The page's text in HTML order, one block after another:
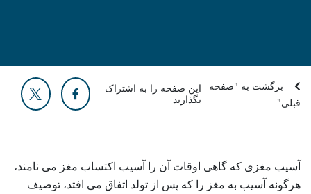
این صفحه را به اشتراک
بگذارید
برگشت به "صفحه
قبلی"
آسیب مغزی که گاهی اوقات آن را آسیب اکتساب مغز می نامند،
هرگونه آسیب به مغز را که پس از تولد اتفاق می افتد، توصیف